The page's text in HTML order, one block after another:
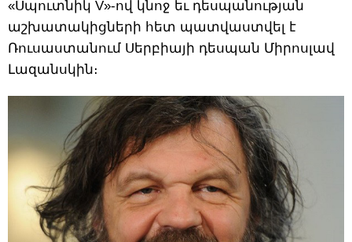
«Սպուտնիկ V»-ով կնոջ եւ դեսպանության
աշխատակիցների հետ պատվաստվել է
Ռուսաստանում Սերբիայի դեսպան Միրոսլավ
Լազանսկին։